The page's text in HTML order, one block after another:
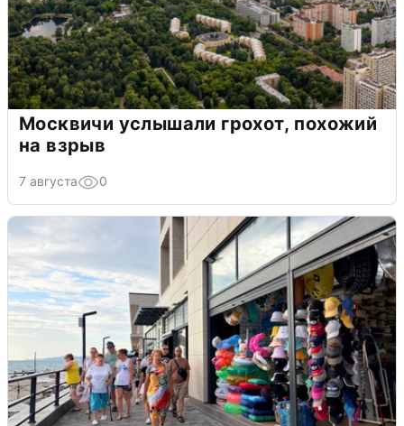
Москвичи услышали грохот, похожий
на взрыв
7 августа 0